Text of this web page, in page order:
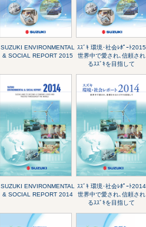
SUZUKI ENVIRONMENTAL
& SOCIAL REPORT 2015
ｽｽﾞｷ 環境･社会ﾚﾎﾟｰﾄ2015
世界中で愛され､信頼され
るｽｽﾞｷを目指して
SUZUKI ENVIRONMENTAL
& SOCIAL REPORT 2014
ｽｽﾞｷ 環境･社会ﾚﾎﾟｰﾄ2014
世界中で愛され､信頼され
るｽｽﾞｷを目指して